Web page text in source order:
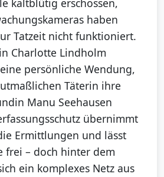
kaltblütig erschossen,
haben
Tatzeit nicht funktioniert.
Charlotte Lindholm
persönliche Wendung,
Täterin ihre
Manu Seehausen
übernimmt
Ermittlungen und lässt
frei – doch hinter dem
ein komplexes Netz aus